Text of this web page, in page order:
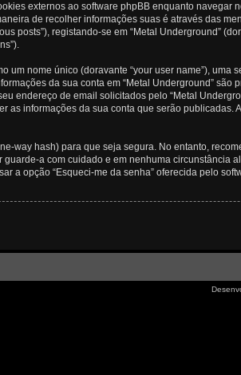
externos ao software phpBB enquanto
de recolher informações suas é através das
posts”), registando-se em “Metal Underground”
um nome único (doravante “your user name”),
da sua conta em “Metal Underground”
endereço de email solicitados pelo “Metal
as informações da sua conta que serão
way hash) para que seja segura. No entanto,
guarde-a com cuidado e em nenhuma circunstância
a opção “Esqueci-me da senha” oferecida pelo